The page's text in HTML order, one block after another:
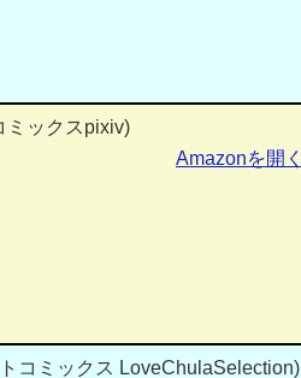
ミックスpixiv)
Amazonを開く
コミックス LoveChulaSelection)